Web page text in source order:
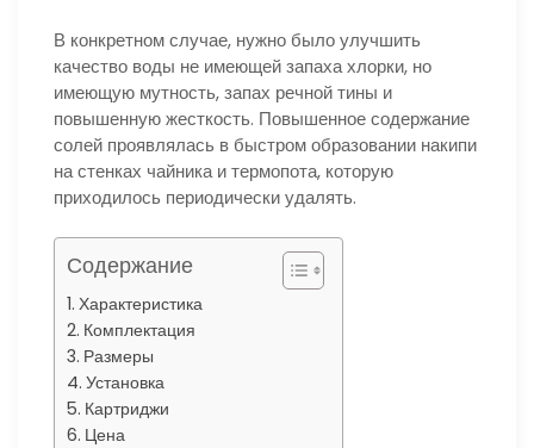
В конкретном случае, нужно было улучшить
качество воды не имеющей запаха хлорки, но
имеющую мутность, запах речной тины и
повышенную жесткость. Повышенное содержание
солей проявлялась в быстром образовании накипи
на стенках чайника и термопота, которую
приходилось периодически удалять.
Содержание
Характеристика
Комплектация
Размеры
Установка
Картриджи
Цена